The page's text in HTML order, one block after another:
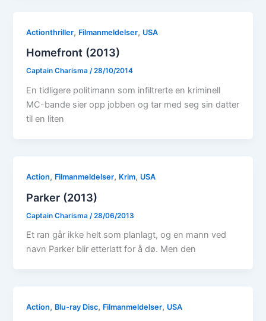
Actionthriller, Filmanmeldelser, USA
Homefront (2013)
Captain Charisma/28/10/2014
En tidligere politimann som infiltrerte en kriminell
MC-bande sier opp jobben og tar med seg sin datter
til en liten
Action, Filmanmeldelser, Krim, USA
Parker (2013)
Captain Charisma /28/06/2013
Et ran går ikke helt som planlagt, og en mann ved
navn Parker blir etterlatt for å dø. Men den
Action, Blu-ray Disc, Filmanmeldelser, USA